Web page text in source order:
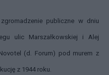
publiczne w dniu
ulic Marszałkowskiej i Alej
(d. Forum) pod murem z
z 1944 roku.